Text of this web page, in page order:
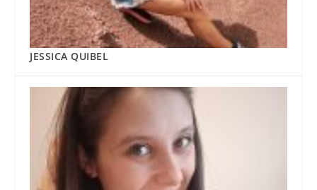
JESSICA QUIBEL